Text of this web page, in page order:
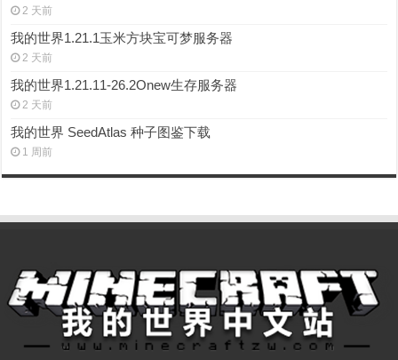
2 天前
我的世界1.21.1玉米方块宝可梦服务器
2 天前
我的世界1.21.11-26.2Onew生存服务器
2 天前
我的世界 SeedAtlas 种子图鉴下载
1 周前